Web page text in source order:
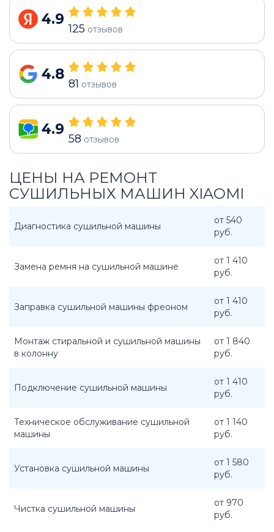
4.9
125 отзывов
4.8
81 отзывов
4.9
58 отзывов
ЦЕНЫ НА РЕМОНТ
СУШИЛЬНЫХ МАШИН XIAOMI
Диагностика сушильной машины
от 540
руб.
Замена ремня на сушильной машине
от 1 410
руб.
Заправка сушильной машины фреоном
от 1 410
руб.
Монтаж стиральной и сушильной машины
в колонну
от 1 840
руб.
Подключение сушильной машины
от 1 410
руб.
Техническое обслуживание сушильной
машины
от 1 140
руб.
Установка сушильной машины
от 1 580
руб.
Чистка сушильной машины
от 970
руб.